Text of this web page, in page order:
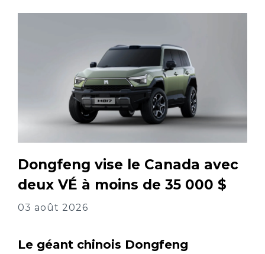
Dongfeng vise le Canada avec
deux VÉ à moins de 35 000 $
03 août 2026
Le géant chinois Dongfeng